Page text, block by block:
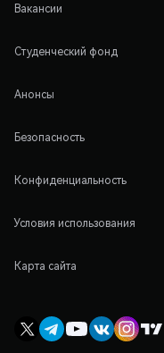
Вакансии
Студенческий фонд
Анонсы
Безопасность
Конфиденциальность
Условия использования
Карта сайта